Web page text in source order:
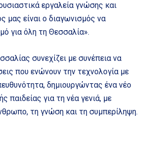
εργαλεία γνώσης και
μας είναι ο διαγωνισμός να
για όλη τη Θεσσαλία».
συνεχίζει με συνέπεια να
που ενώνουν την τεχνολογία με
δημιουργώντας ένα νέο
παιδείας για τη νέα γενιά, με
τη γνώση και τη συμπερίληψη.